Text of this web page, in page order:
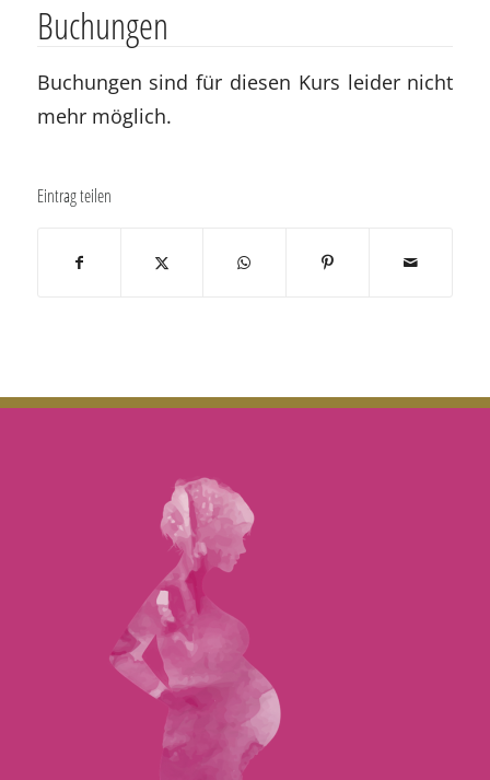
Buchungen
Buchungen sind für diesen Kurs leider nicht
mehr möglich.
Eintrag teilen